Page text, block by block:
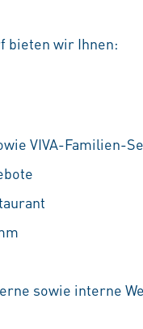
bieten wir Ihnen:
VIVA-Familien-
sowie interne